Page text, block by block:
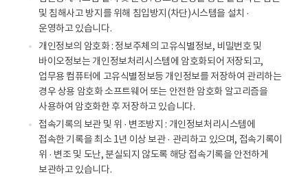
및 침해사고 방지를 위해 침입방지(차단)시스템을 설치 ·
운영하고 있습니다.
개인정보의 암호화 : 정보주체의 고유식별정보, 비밀번호 및
바이오정보는 개인정보처리시스템에 암호화되어 저장되고,
업무용 컴퓨터에 고유식별정보등 개인정보를 저장하여 관리하는
경우 상용 암호화 소프트웨어 또는 안전한 암호화 알고리즘을
사용하여 암호화한 후 저장하고 있습니다.
접속기록의 보관 및 위 · 변조방지 : 개인정보처리시스템에
접속한 기록을 최소 1년 이상 보관 · 관리하고 있으며, 접속기록이
위 · 변조 및 도난, 분실되지 않도록 해당 접속기록을 안전하게
보관하고 있습니다.